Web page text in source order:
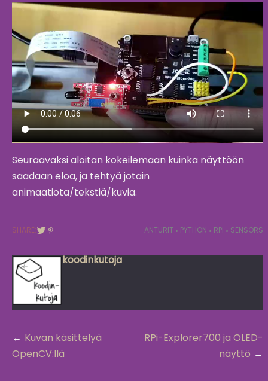
Seuraavaksi aloitan kokeilemaan kuinka näyttöön
saadaan eloa, ja tehtyä jotain
animaatiota/tekstiä/kuvia.
SHARE: ANTURIT PYTHON RPI SENSORS
koodinkutoja
Post
navigation
Kuvan käsittelyä
OpenCV:llä
RPi-Explorer700 ja OLED-
näyttö